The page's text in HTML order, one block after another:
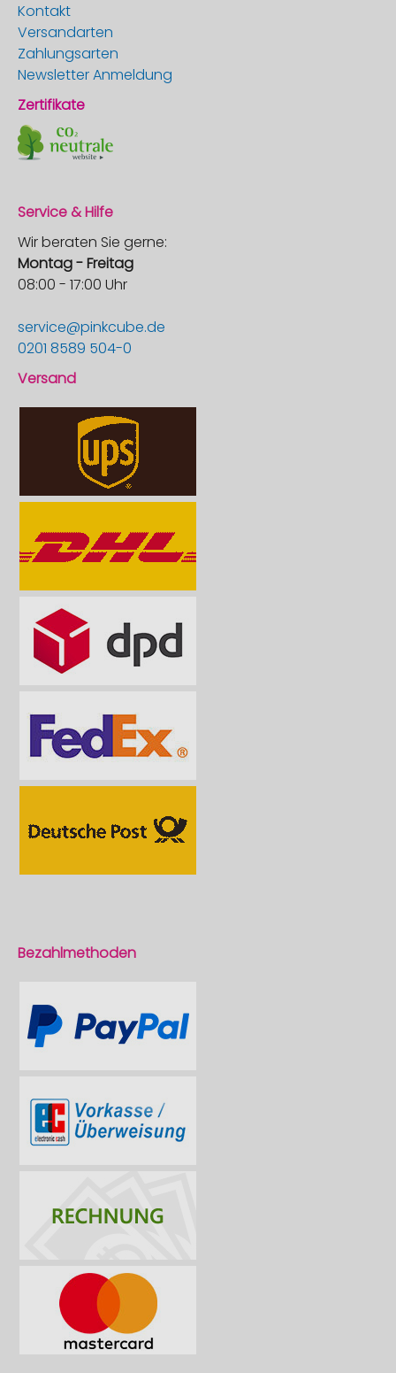
Kontakt
Versandarten
Zahlungsarten
Newsletter Anmeldung
Zertifikate
Service & Hilfe
Wir beraten Sie gerne:
Montag - Freitag
08:00 - 17:00 Uhr
service@pinkcube.de
0201 8589 504-0
Versand
Bezahlmethoden